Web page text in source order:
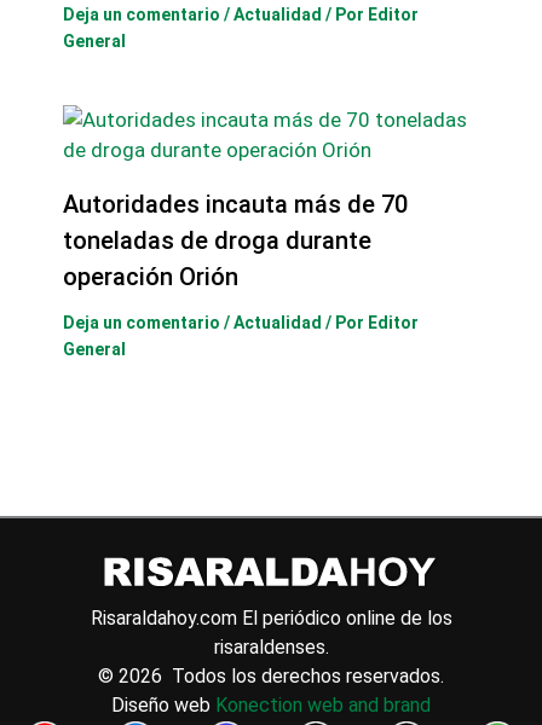
Deja un comentario /Actualidad / Por Editor
General
Autoridades incauta más de 70
toneladas de droga durante
operación Orión
Deja un comentario /Actualidad / Por Editor
General
Risaraldahoy.com El periódico online de los
risaraldenses.
© 2026 Todos los derechos reservados.
Diseño web Konection web and brand